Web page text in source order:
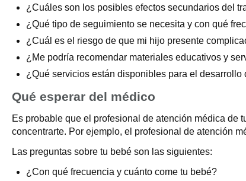
¿Cuáles son los posibles efectos secundarios del
¿Qué tipo de seguimiento se necesita y con qué
¿Cuál es el riesgo de que mi hijo presente
¿Me podría recomendar materiales educativos y
¿Qué servicios están disponibles para el desarrollo
Qué esperar del médico
Es probable que el profesional de atención médica de
concentrarte. Por ejemplo, el profesional de atención
Las preguntas sobre tu bebé son las siguientes:
¿Con qué frecuencia y cuánto come tu bebé?